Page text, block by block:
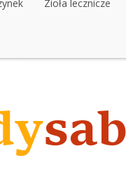
Ogród Serum
Zioła lecznicze